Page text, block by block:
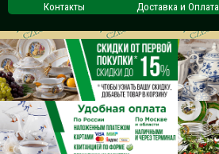
Контакты Доставка и Оплата